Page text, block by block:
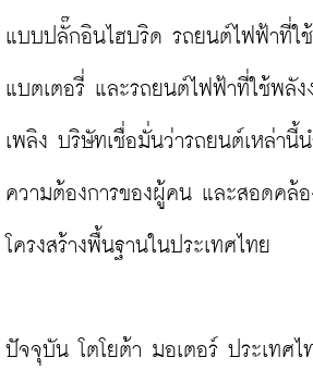
แบบปลั๊กอินไฮบริด รถยนต์ไฟฟ้าที่ใ
แบตเตอรี่ และรถยนต์ไฟฟ้าที่ใช้พลัง
เพลิง บริษัทเชื่อมั่นว่ารถยนต์เหล่านี้
ความต้องการของผู้คน และสอดคล้
โครงสร้างพื้นฐานในประเทศไทย
ปัจจุบัน โตโยต้า มอเตอร์ ประเทศ